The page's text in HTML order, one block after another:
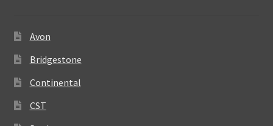
Avon
Bridgestone
Continental
CST